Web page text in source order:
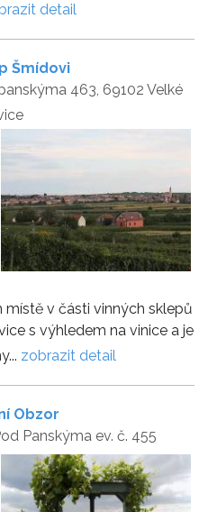
detail
Šmídovi
463, 69102 Velké
místě v části vinných sklepů
s výhledem na vinice a je
zobrazit detail
Obzor
Panskýma ev. č. 455